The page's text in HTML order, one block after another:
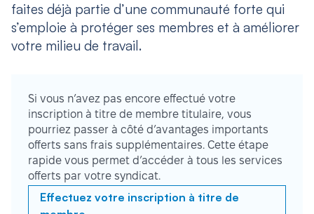
faites déjà partie d’une communauté forte qui
s’emploie à protéger ses membres et à améliorer
votre milieu de travail.
Si vous n’avez pas encore effectué votre
inscription à titre de membre titulaire, vous
pourriez passer à côté d’avantages importants
offerts sans frais supplémentaires. Cette étape
rapide vous permet d’accéder à tous les services
offerts par votre syndicat.
Effectuez votre inscription à titre de